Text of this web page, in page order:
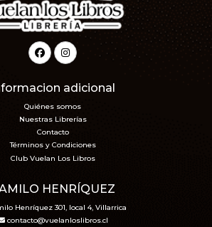
adicional
Quiénes somos
Nuestras Librerías
Contacto
Términos y Condiciones
Club Vuelan Los Libros
HENRÍQUEZ
Henríquez 301, local 4, Villarrica
contacto@vuelanloslibros.cl